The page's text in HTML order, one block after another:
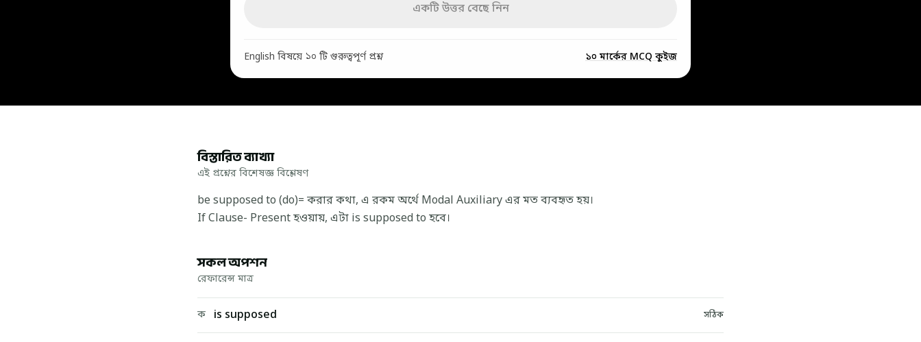
একটি উত্তর বেছে নিন
English বিষয়ে ১০ টি গুরুত্বপূর্ণ প্রশ্ন ১০ মার্কের MCQ কুইজ
বিস্তারিত ব্যাখ্যা
এই প্রশ্নের বিশেষজ্ঞ বিশ্লেষণ
be supposed to (do)= করার কথা, এ রকম অর্থে Modal Auxiliary এর মত ব্যবহৃত হয়।
If Clause- Present হওয়ায়, এটা is supposed to হবে।
সকল অপশন
রেফারেন্স মাত্র
ক is supposed সঠিক